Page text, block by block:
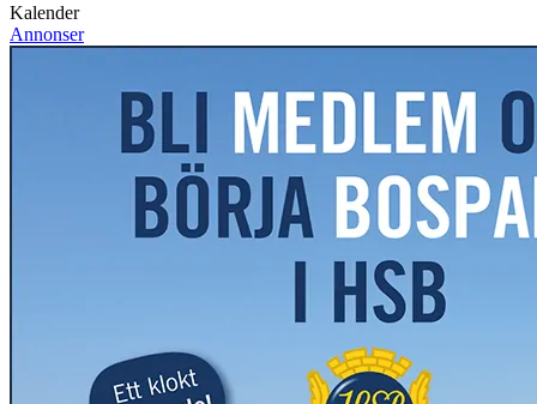
Kalender
Annonser